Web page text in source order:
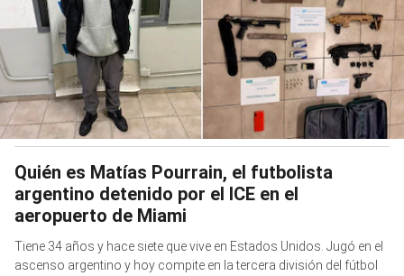
Quién es Matías Pourrain, el futbolista
argentino detenido por el ICE en el
aeropuerto de Miami
Tiene 34 años y hace siete que vive en Estados Unidos. Jugó en el
ascenso argentino y hoy compite en la tercera división del fútbol